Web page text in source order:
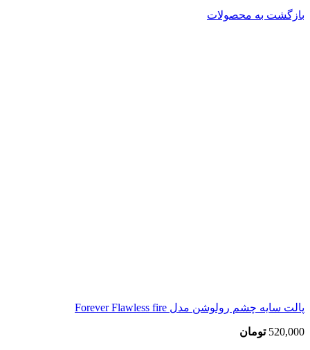
بازگشت به محصولات
پالت سایه چشم رولوشن مدل Forever Flawless fire
520,000 تومان